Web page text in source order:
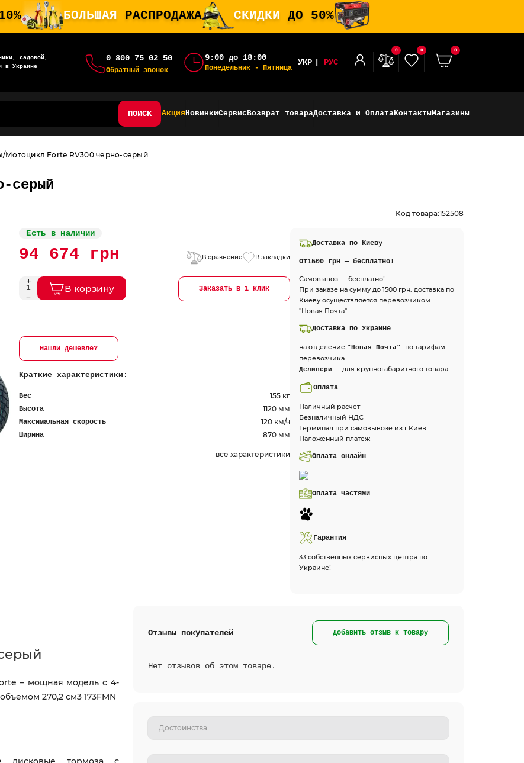
БОЛЬШАЯ РАСПРОДАЖА СКИДКИ ДО 50%
садовой,
в Украине
0 800 75 02 50
Обратный звонок
9:00 до 18:00
Понедельник - Пятница
УКР РУС
0 0 0
ПОИСК АкцияНовинкиСервисВозврат товараДоставка и ОплатаКонтактыМагазины
Мотоцикл Forte RV300 черно-серый
серый
Код товара:152508
Есть в наличии
94 674 грн В сравнение В закладки
В корзину Заказать в 1 клик
Нашли дешевле?
Краткие характеристики:
Вес 155 кг
Высота 1120 мм
Максимальная скорость 120 км/ч
Ширина 870 мм
все характеристики
Доставка по Киеву
От1500 грн — бесплатно!
Самовывоз — бесплатно!
При заказе на сумму до 1500 грн. доставка по
Киеву осуществляется перевозчиком
"Новая Почта".
Доставка по Украине
на отделение "Новая Почта" по тарифам
перевозчика.
Деливери — для крупногабаритного товара.
Оплата
Наличный расчет
Безналичный НДС
Терминал при самовывозе из г.Киев
Наложенный платеж
Оплата онлайн
Оплата частями
Гарантия
33 собственных сервисных центра по
Украине!
– мощная модель с 4-
объемом 270,2 см3 173FMN
Отзывы покупателей Добавить отзыв к товару
Нет отзывов об этом товаре.